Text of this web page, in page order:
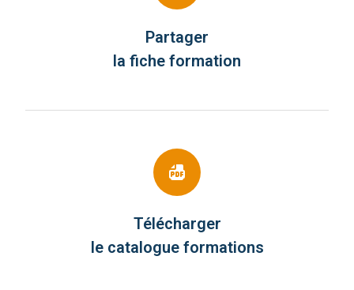
Partager
la fiche formation
Télécharger
le catalogue formations